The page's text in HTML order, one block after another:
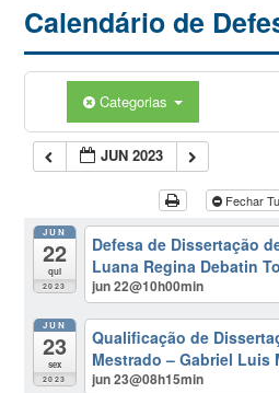
Calendário de
Categorias
JUN 2023
Fechar
JUN
22
qui
2023
Defesa de Dissertação
Luana Regina Debatin
jun 22@10h00min
JUN
23
sex
2023
Qualificação de
Mestrado – Gabriel Luis
jun 23@08h15min